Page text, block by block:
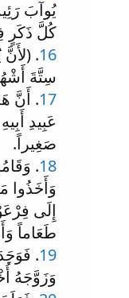
يُوآبَ
كُلَّ ذَكَرٍ
16
.
سِتَّةَ
17. أَنَّ
عَبِيدِ
صَغِيراً.
18
.
وَأَخَذُوا
إِلَى
طَعَاماً
19
.
وَزَوَّجَهُ